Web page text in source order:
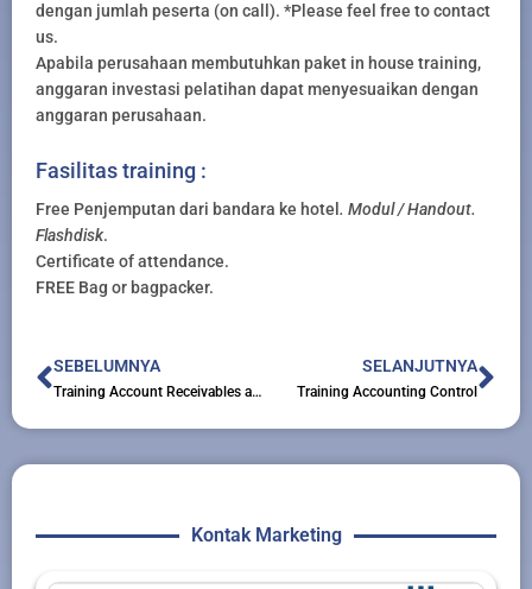
dengan jumlah peserta (on call). *Please feel free to contact
us.
Apabila perusahaan membutuhkan paket in house training,
anggaran investasi pelatihan dapat menyesuaikan dengan
anggaran perusahaan.
Fasilitas training :
Free Penjemputan dari bandara ke hotel . Modul / Handout.
Flashdisk.
Certificate of attendance.
FREE Bag or bagpacker.
Prev
SEBELUMNYA
Training Account Receivables and Credit Risk Management
SELANJUTNYA
Training Accounting Control
Kontak Marketing